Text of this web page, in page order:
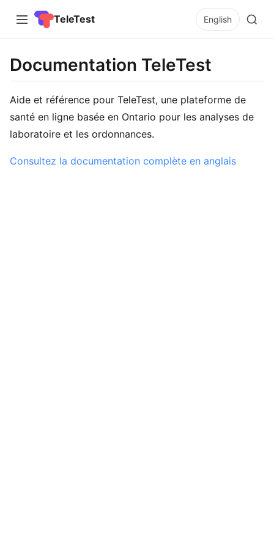
TeleTest English
Documentation TeleTest
Aide et référence pour TeleTest, une plateforme de
santé en ligne basée en Ontario pour les analyses de
laboratoire et les ordonnances.
Consultez la documentation complète en anglais